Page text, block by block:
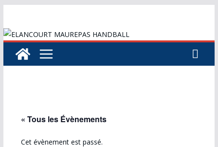
contenu
« Tous les Évènements
Cet évènement est passé.